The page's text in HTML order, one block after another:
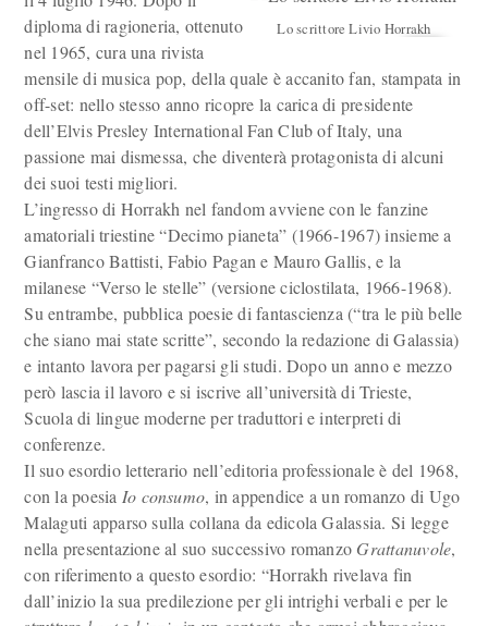
Lo scrittore Livio Horrakh
diploma di ragioneria, ottenuto
nel 1965, cura una rivista
mensile di musica pop, della quale è accanito fan, stampata in
off-set: nello stesso anno ricopre la carica di presidente
dell’Elvis Presley International Fan Club of Italy, una
passione mai dismessa, che diventerà protagonista di alcuni
dei suoi testi migliori.
L’ingresso di Horrakh nel fandom avviene con le fanzine
amatoriali triestine “Decimo pianeta” (1966-1967) insieme a
Gianfranco Battisti, Fabio Pagan e Mauro Gallis, e la
milanese “Verso le stelle” (versione ciclostilata, 1966-1968).
Su entrambe, pubblica poesie di fantascienza (“tra le più belle
che siano mai state scritte”, secondo la redazione di Galassia)
e intanto lavora per pagarsi gli studi. Dopo un anno e mezzo
però lascia il lavoro e si iscrive all’università di Trieste,
Scuola di lingue moderne per traduttori e interpreti di
conferenze.
Il suo esordio letterario nell’editoria professionale è del 1968,
con la poesia Io consumo, in appendice a un romanzo di Ugo
Malaguti apparso sulla collana da edicola Galassia. Si legge
nella presentazione al suo successivo romanzo Grattanuvole,
con riferimento a questo esordio: “Horrakh rivelava fin
dall’inizio la sua predilezione per gli intrighi verbali e per le